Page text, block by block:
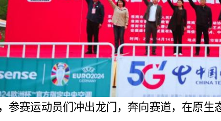
参赛运动员们冲出龙门，奔向赛道，在原